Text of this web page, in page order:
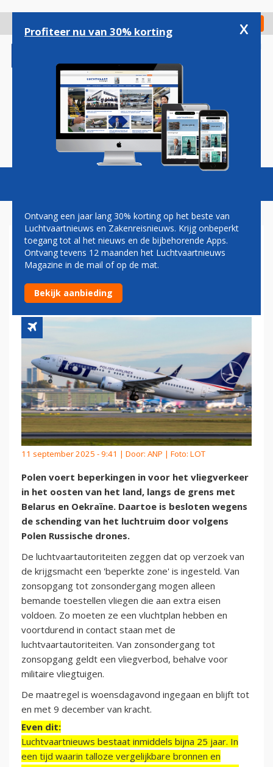
gaan
Check in
Magazine Podcasts Vacatures
POLEN BEPERKT
VLIEGVERKEER IN OOSTEN
NA INCIDENT MET DRONES
11 september 2025 - 9:41 | Door: ANP | Foto: LOT
Polen voert beperkingen in voor het vliegverkeer
in het oosten van het land, langs de grens met
Belarus en Oekraïne. Daartoe is besloten wegens
de schending van het luchtruim door volgens
Polen Russische drones.
De luchtvaartautoriteiten zeggen dat op verzoek van
de krijgsmacht een 'beperkte zone' is ingesteld. Van
zonsopgang tot zonsondergang mogen alleen
bemande toestellen vliegen die aan extra eisen
voldoen. Zo moeten ze een vluchtplan hebben en
voortdurend in contact staan met de
luchtvaartautoriteiten. Van zonsondergang tot
zonsopgang geldt een vliegverbod, behalve voor
militaire vliegtuigen.
De maatregel is woensdagavond ingegaan en blijft tot
en met 9 december van kracht.
Even dit:
Luchtvaartnieuws bestaat inmiddels bijna 25 jaar. In
een tijd waarin talloze vergelijkbare bronnen en
Profiteer nu van 30% korting x
Ontvang een jaar lang 30% korting op het beste van
Luchtvaartnieuws en Zakenreisnieuws. Krijg onbeperkt
toegang tot al het nieuws en de bijbehorende Apps.
Ontvang tevens 12 maanden het Luchtvaartnieuws
Magazine in de mail of op de mat.
Bekijk aanbieding